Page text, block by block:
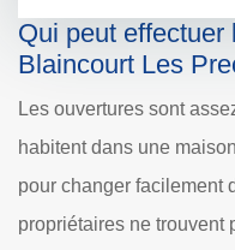
Qui peut effectuer
Blaincourt Les
Les ouvertures sont
habitent dans une
pour changer facilement
propriétaires ne trouvent